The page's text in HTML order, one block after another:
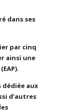
dans ses
par cinq
ainsi une
dédiée aux
d’autres